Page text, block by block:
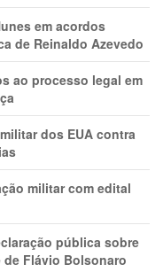
em acordos
de Reinaldo Azevedo
ao processo legal em
dos EUA contra
militar com edital
pública sobre
Flávio Bolsonaro